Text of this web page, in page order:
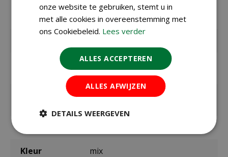
Max. hoogte
in cm
35 cm
Zaaitemperat ca. 20°C
Kiemduur in ca. 15 dagen
Kleur mix
onze website te gebruiken, stemt u in
met alle cookies in overeenstemming met
ons Cookiebeleid. Lees verder
ALLES ACCEPTEREN
ALLES AFWIJZEN
DETAILS WEERGEVEN